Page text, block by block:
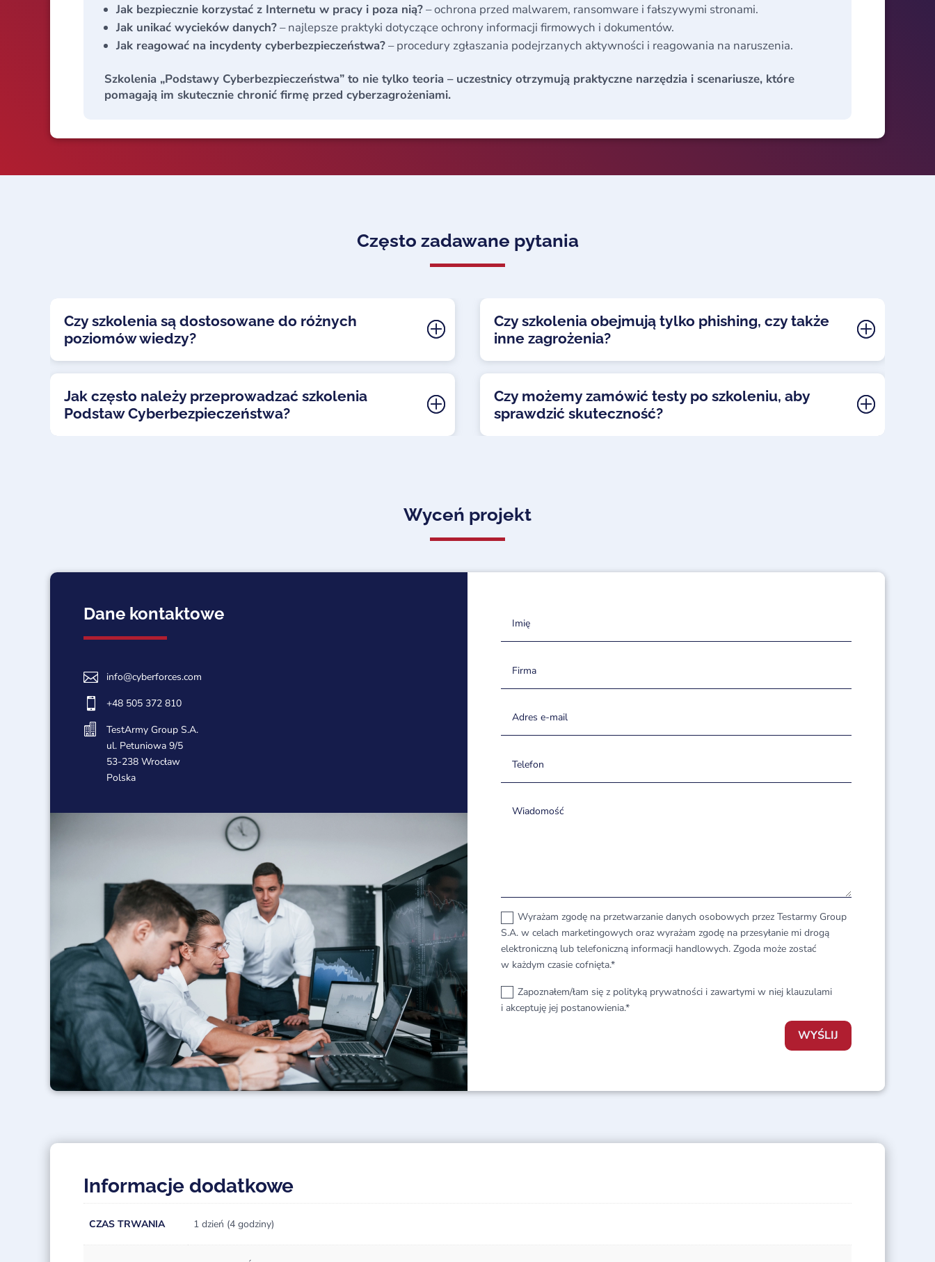
Jak bezpiecznie korzystać z Internetu w pracy i poza nią?– ochrona przed malwarem, ransomware i fałszywymi stronami.
Jak unikać wycieków danych?– najlepsze praktyki dotyczące ochrony informacji firmowych i dokumentów.
Jak reagować na incydenty cyberbezpieczeństwa?– procedury zgłaszania podejrzanych aktywności i reagowania na naruszenia.
Szkolenia „Podstawy Cyberbezpieczeństwa” to nie tylko teoria – uczestnicy otrzymują praktyczne narzędzia i scenariusze, które
pomagają im skutecznie chronić firmę przed cyberzagrożeniami.
Często zadawane pytania
Czy szkolenia są dostosowane do różnych
poziomów wiedzy?
Jak często należy przeprowadzać szkolenia
Podstaw Cyberbezpieczeństwa?
Czy szkolenia obejmują tylko phishing, czy także
inne zagrożenia?
Czy możemy zamówić testy po szkoleniu, aby
sprawdzić skuteczność?
Wyceń projekt
Dane kontaktowe
 info@cyberforces.com
 +48 505 372 810

TestArmy Group S.A.
ul. Petuniowa 9/5
53-238 Wrocław
Polska
Wyrażam zgodę na przetwarzanie danych osobowych przez Testarmy Group
S.A. w celach marketingowych oraz wyrażam zgodę na przesyłanie mi drogą
elektroniczną lub telefoniczną informacji handlowych. Zgoda może zostać
w każdym czasie cofnięta.*
Zapoznałem/łam się z polityką prywatności i zawartymi w niej klauzulami
i akceptuję jej postanowienia.*
WYŚLIJ
Informacje dodatkowe
CZAS TRWANIA 1 dzień (4 godziny)